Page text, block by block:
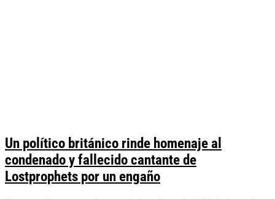
Un político británico rinde homenaje al
condenado y fallecido cantante de
Lostprophets por un engaño